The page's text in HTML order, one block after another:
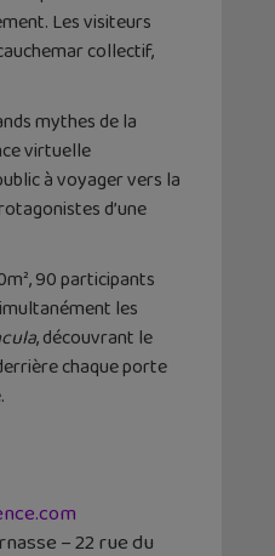
Les visiteurs
collectif,
mythes de la
virtuelle
à voyager vers la
d’une
90 participants
les
, découvrant le
chaque porte
– 22 rue du